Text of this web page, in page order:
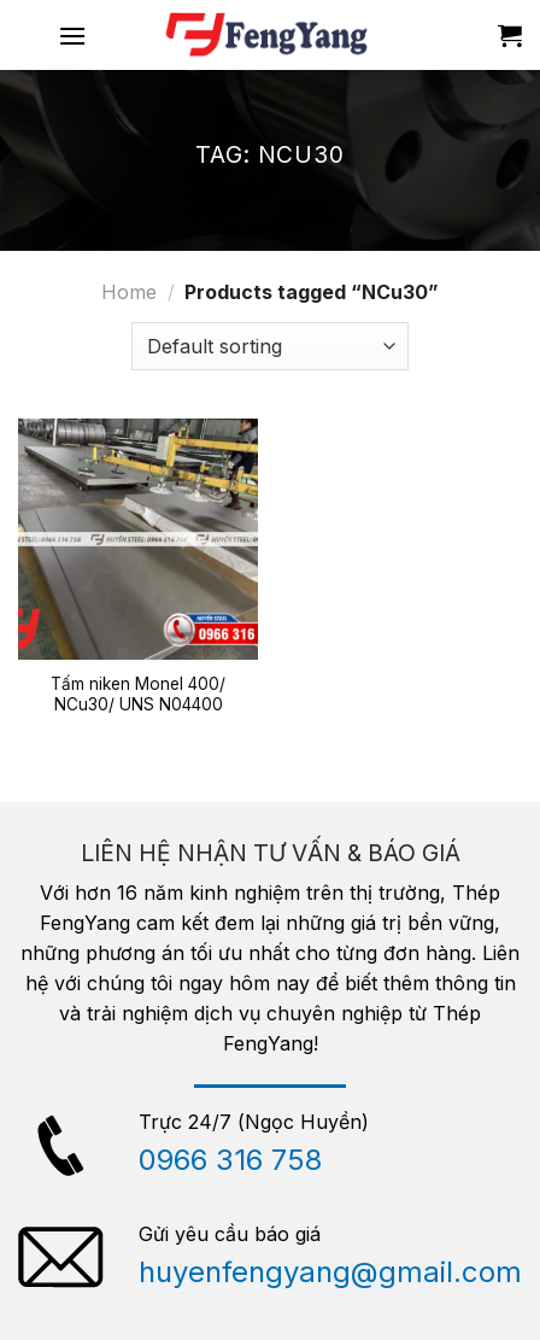
content
TAG: NCU30
Home / Products tagged “NCu30”
Tấm niken Monel 400/
NCu30/ UNS N04400
LIÊN HỆ NHẬN TƯ VẤN & BÁO GIÁ
Với hơn 16 năm kinh nghiệm trên thị trường, Thép
FengYang cam kết đem lại những giá trị bền vững,
những phương án tối ưu nhất cho từng đơn hàng. Liên
hệ với chúng tôi ngay hôm nay để biết thêm thông tin
và trải nghiệm dịch vụ chuyên nghiệp từ Thép
FengYang!
Trực 24/7 (Ngọc Huyền)
0966 316 758
Gửi yêu cầu báo giá
huyenfengyang@gmail.com